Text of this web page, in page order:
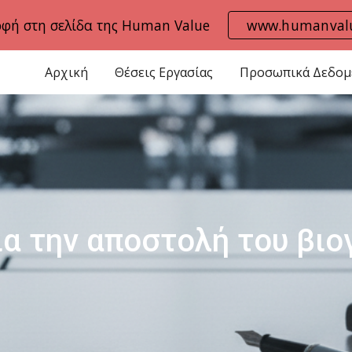
to main content Skip to
στη σελίδα της Human Value
Αρχική Θέσεις Εργασίας Προσωπικά
την αποστολή του